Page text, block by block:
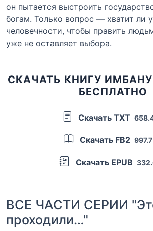
он пытается выстроить
богам. Только вопрос — хватит ли
человечности, чтобы править
уже не оставляет выбора.
СКАЧАТЬ КНИГУ
БЕСПЛАТНО
Скачать TXT
Скачать FB2
Скачать EPUB
ВСЕ ЧАСТИ СЕРИИ
проходили…"